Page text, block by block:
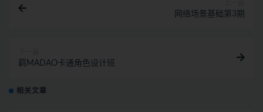
网络场景基础第3期
羁MADAO卡通角色设计班
相关文章